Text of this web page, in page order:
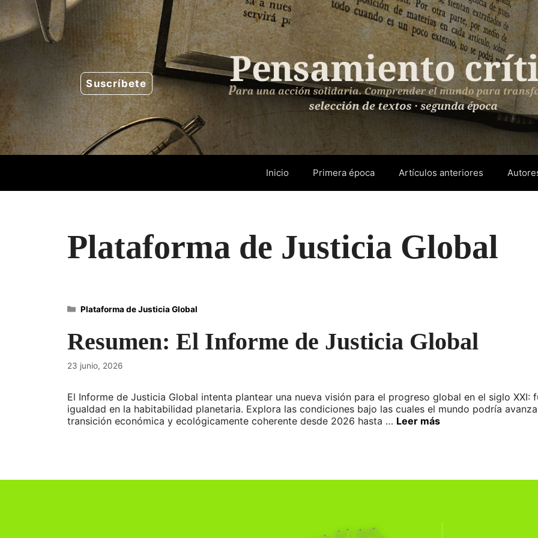
Saltar
al
contenido
Suscríbete
Inicio Primera época Artículos anteriores
Plataforma de Justicia Global
Resumen: El Informe de Justicia Global
23 junio, 2026
El Informe de Justicia Global intenta plantear una nueva visión para el progreso global en el siglo XXI:
igualdad en la habitabilidad planetaria. Explora las condiciones bajo las cuales el mundo podría
transición económica y ecológicamente coherente desde 2026 hasta … Leer más
Categorías
Plataforma de Justicia Global